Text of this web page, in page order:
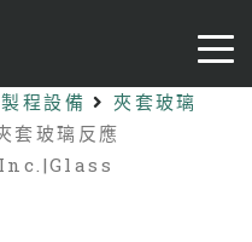
程設備
夾套玻璃
套玻璃反應